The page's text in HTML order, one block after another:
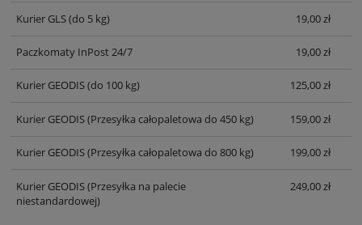
Kurier GLS(do 5 kg) 19,00 zł
Paczkomaty InPost 24/7 19,00 zł
Kurier GEODIS(do 100 kg) 125,00 zł
Kurier GEODIS(Przesyłka całopaletowa do 450 kg) 159,00 zł
Kurier GEODIS(Przesyłka całopaletowa do 800 kg) 199,00 zł
Kurier GEODIS(Przesyłka na palecie
niestandardowej)
249,00 zł